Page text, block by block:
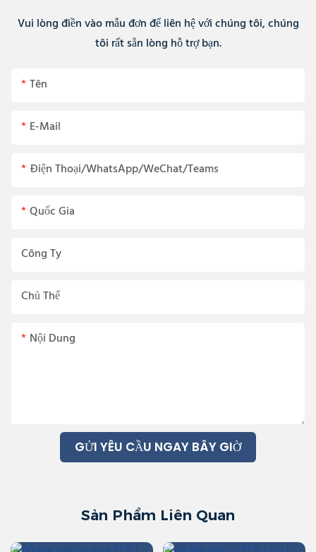
Vui lòng điền vào mẫu đơn để liên hệ với chúng tôi, chúng
tôi rất sẵn lòng hỗ trợ bạn.
Tên
E-Mail
Điện Thoại/WhatsApp/WeChat/Teams
Quốc Gia
Công Ty
Chủ Thể
Nội Dung
GỬI YÊU CẦU NGAY BÂY GIỜ
Sản Phẩm Liên Quan